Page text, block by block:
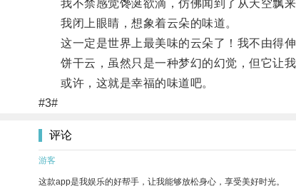
我不禁感觉馋涎欲滴，仿佛闻到了从天空飘来
我闭上眼睛，想象着云朵的味道。
这一定是世界上最美味的云朵了！我不由得伸
饼干云，虽然只是一种梦幻的幻觉，但它让我
或许，这就是幸福的味道吧。
#3#
评论
游客
这款app是我娱乐的好帮手，让我能够放松身心，享受美好时光。